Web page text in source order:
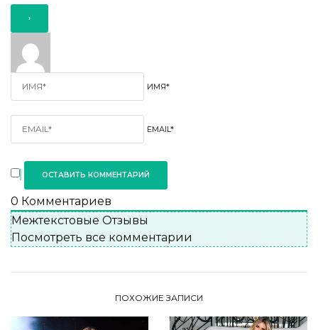
ИМЯ*
EMAIL*
0 Комментариев
Межтекстовые Отзывы
Посмотреть все комментарии
ПОХОЖИЕ ЗАПИСИ